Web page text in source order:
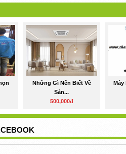
Những Gì Nên Biết Về
Sản...
500,000đ
Máy